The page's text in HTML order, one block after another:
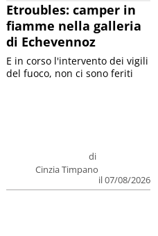
Etroubles: camper in
fiamme nella galleria
di Echevennoz
di
Cinzia Timpano
il 07/08/2026
E in corso l'intervento dei vigili
del fuoco, non ci sono feriti